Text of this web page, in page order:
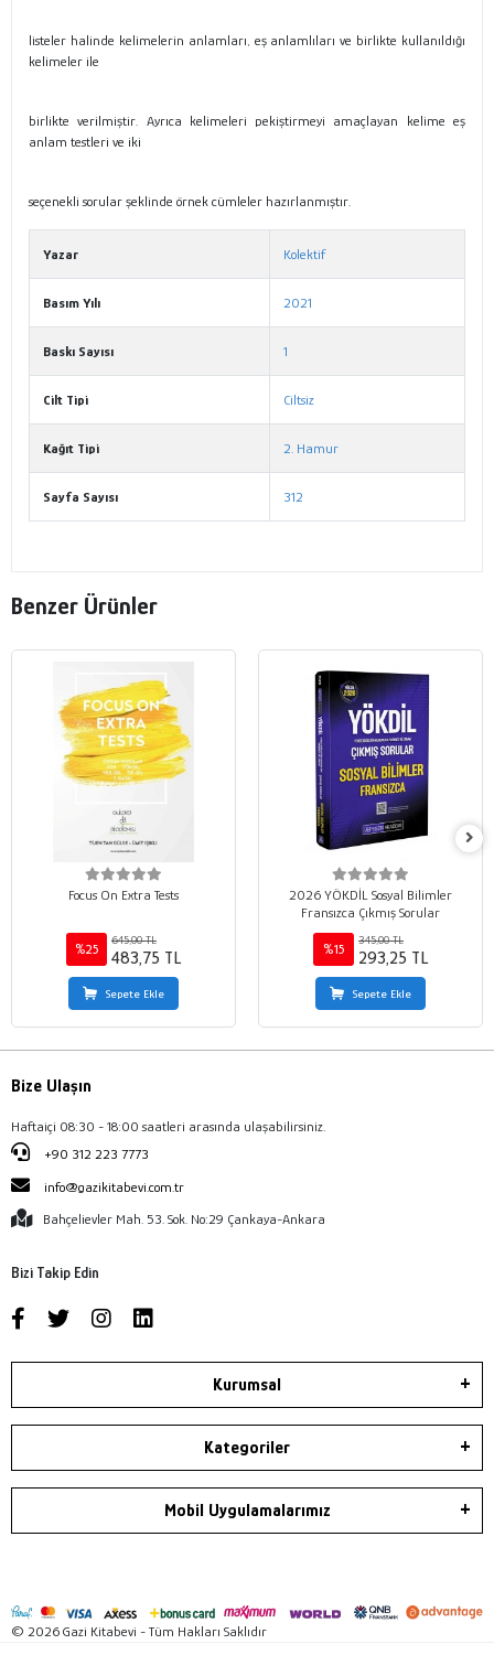
listeler halinde kelimelerin anlamları, eş anlamlıları ve birlikte kullanıldığı
kelimeler ile
birlikte verilmiştir. Ayrıca kelimeleri pekiştirmeyi amaçlayan kelime eş
anlam testleri ve iki
seçenekli sorular şeklinde örnek cümleler hazırlanmıştır.
Yazar Kolektif
Basım Yılı 2021
Baskı Sayısı 1
Cilt Tipi Ciltsiz
Kağıt Tipi 2. Hamur
Sayfa Sayısı 312
Benzer Ürünler
Focus On Extra Tests
%25
645,00 TL
483,75 TL
Sepete Ekle
2026 YÖKDİL Sosyal Bilimler
Fransızca Çıkmış Sorular
%15
345,00 TL
293,25 TL
Sepete Ekle
Bize Ulaşın
Haftaiçi 08:30 - 18:00 saatleri arasında ulaşabilirsiniz.
+90 312 223 7773
info@gazikitabevi.com.tr
Bahçelievler Mah. 53. Sok. No:29 Çankaya-Ankara
Bizi Takip Edin
Kurumsal
Kategoriler
Mobil Uygulamalarımız
© 2026 Gazi Kitabevi - Tüm Hakları Saklıdır